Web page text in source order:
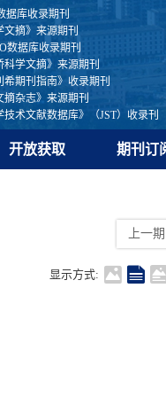
据库收录期刊
文摘》来源期刊
数据库收录期刊
科学文摘》来源期刊
希期刊指南》收录期刊
摘杂志》来源期刊
技术文献数据库》（JST）收录刊
开放获取 期刊订
上一期
显示方式: